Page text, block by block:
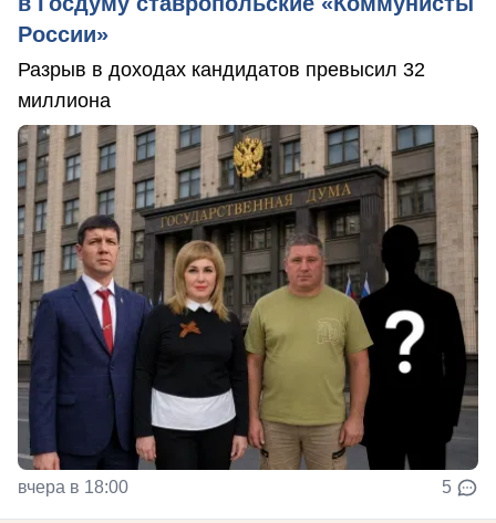
России»
Разрыв в доходах кандидатов превысил 32
миллиона
вчера в 18:00 5